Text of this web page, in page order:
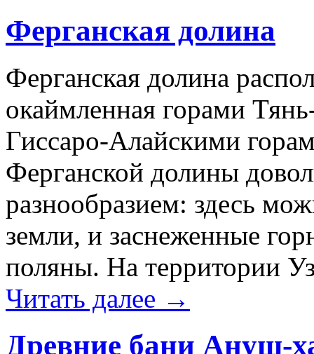
Ферганская долина
Ферганская долина
окаймленная горами
Гиссаро-Алайскими
Ферганской долины
разнообразием: здесь
земли, и заснеженные
поляны. На территории
Читать далее →
Древние бани Ануш-